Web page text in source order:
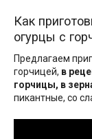
Как
огурцы с
Предлагаем
горчицей, в
горчицы, в
пикантные, со